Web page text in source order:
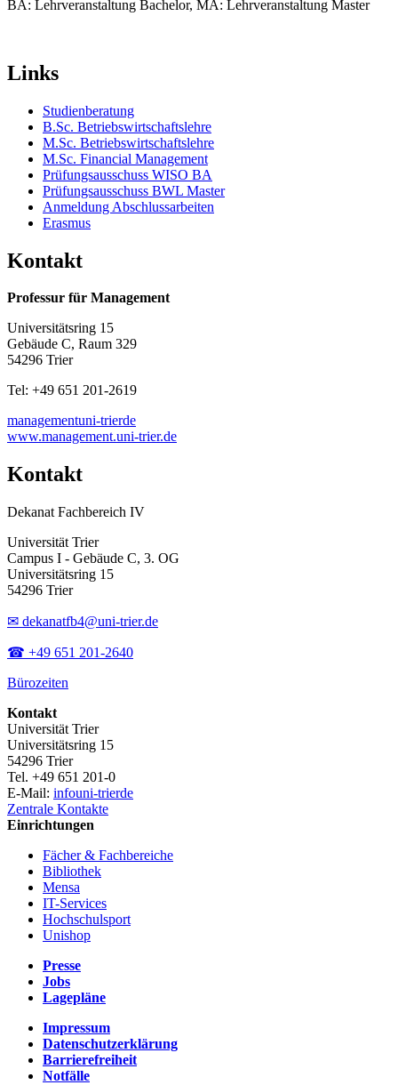
BA: Lehrveranstaltung Bachelor, MA: Lehrveranstaltung Master
Links
Studienberatung
B.Sc. Betriebswirtschaftslehre
M.Sc. Betriebswirtschaftslehre
M.Sc. Financial Management
Prüfungsausschuss WISO BA
Prüfungsausschuss BWL Master
Anmeldung Abschlussarbeiten
Erasmus
Kontakt
Professur für Management
Universitätsring 15
Gebäude C, Raum 329
54296 Trier
Tel: +49 651 201-2619
managementuni-trierde
www.management.uni-trier.de
Kontakt
Dekanat Fachbereich IV
Universität Trier
Campus I - Gebäude C, 3. OG
Universitätsring 15
54296 Trier
✉ dekanatfb4@uni-trier.de
☎ +49 651 201-2640
Bürozeiten
Kontakt
Universität Trier
Universitätsring 15
54296 Trier
Tel. +49 651 201-0
E-Mail: infouni-trierde
Zentrale Kontakte
Einrichtungen
Fächer & Fachbereiche
Bibliothek
Mensa
IT-Services
Hochschulsport
Unishop
Presse
Jobs
Lagepläne
Impressum
Datenschutzerklärung
Barrierefreiheit
Notfälle